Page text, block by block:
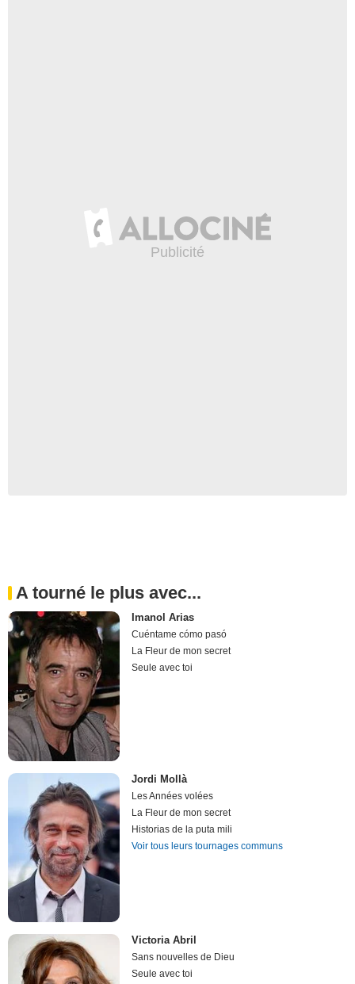
A tourné le plus avec...
Imanol Arias
Cuéntame cómo pasó
La Fleur de mon secret
Seule avec toi
Jordi Mollà
Les Années volées
La Fleur de mon secret
Historias de la puta mili
Voir tous leurs tournages communs
Victoria Abril
Sans nouvelles de Dieu
Seule avec toi